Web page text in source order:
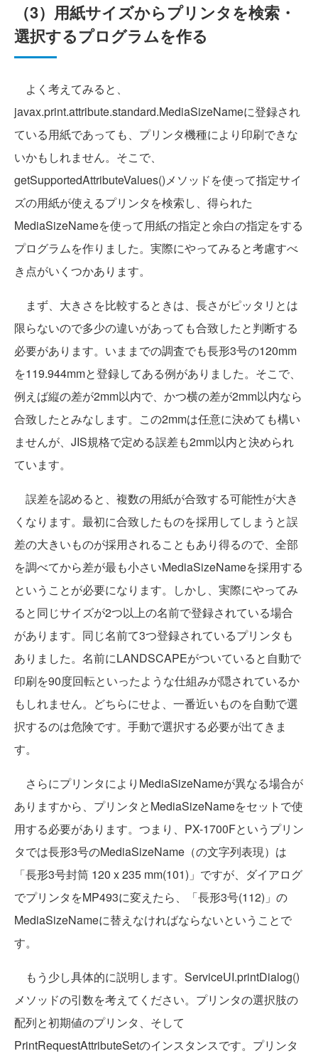
（3）用紙サイズからプリンタを検索・
選択するプログラムを作る
よく考えてみると、
javax.print.attribute.standard.MediaSizeNameに登録され
ている用紙であっても、プリンタ機種により印刷できな
いかもしれません。そこで、
getSupportedAttributeValues()メソッドを使って指定サイ
ズの用紙が使えるプリンタを検索し、得られた
MediaSizeNameを使って用紙の指定と余白の指定をする
プログラムを作りました。実際にやってみると考慮すべ
き点がいくつかあります。
まず、大きさを比較するときは、長さがピッタリとは
限らないので多少の違いがあっても合致したと判断する
必要があります。いままでの調査でも長形3号の120mm
を119.944mmと登録してある例がありました。そこで、
例えば縦の差が2mm以内で、かつ横の差が2mm以内なら
合致したとみなします。この2mmは任意に決めても構い
ませんが、JIS規格で定める誤差も2mm以内と決められ
ています。
誤差を認めると、複数の用紙が合致する可能性が大き
くなります。最初に合致したものを採用してしまうと誤
差の大きいものが採用されることもあり得るので、全部
を調べてから差が最も小さいMediaSizeNameを採用する
ということが必要になります。しかし、実際にやってみ
ると同じサイズが2つ以上の名前で登録されている場合
があります。同じ名前て3つ登録されているプリンタも
ありました。名前にLANDSCAPEがついていると自動で
印刷を90度回転といったような仕組みが隠されているか
もしれません。どちらにせよ、一番近いものを自動で選
択するのは危険です。手動で選択する必要が出てきま
す。
さらにプリンタによりMediaSizeNameが異なる場合が
ありますから、プリンタとMediaSizeNameをセットで使
用する必要があります。つまり、PX-1700Fというプリン
タでは長形3号のMediaSizeName（の文字列表現）は
「長形3号封筒 120 x 235 mm(101)」ですが、ダイアログ
でプリンタをMP493に変えたら、「長形3号(112)」の
MediaSizeNameに替えなければならないということで
す。
もう少し具体的に説明します。ServiceUI.printDialog()
メソッドの引数を考えてください。プリンタの選択肢の
配列と初期値のプリンタ、そして
PrintRequestAttributeSetのインスタンスです。プリンタ